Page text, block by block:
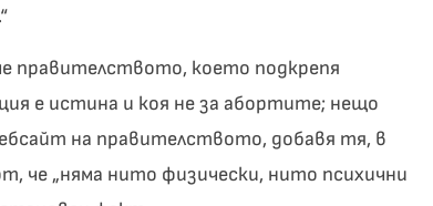
правителството, което подкрепя
е истина и коя не за абортите; нещо
на правителството, добавя тя, в
че „няма нито физически, нито психични